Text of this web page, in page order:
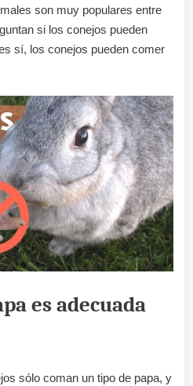
son muy populares entre
si los conejos pueden
sí, los conejos pueden comer
es adecuada
sólo coman un tipo de papa, y